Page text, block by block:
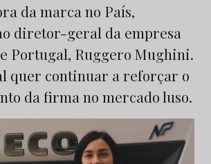
da marca no País,
diretor-geral da empresa
Portugal, Ruggero Mughini.
quer continuar a reforçar o
da firma no mercado luso.